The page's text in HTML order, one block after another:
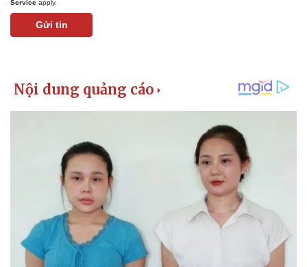
Bất động sản
Khởi nghiệp
Thị trường
Giá vàng
Tỷ giá
Chứng khoán
Service apply.
Gửi tin